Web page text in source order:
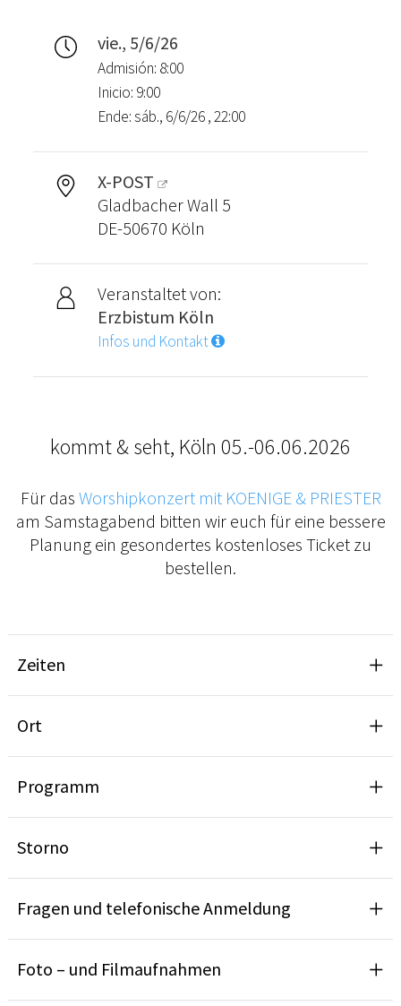
vie., 5/6/26
Admisión: 8:00
Inicio: 9:00
Ende: sáb., 6/6/26 , 22:00
X-POST
Gladbacher Wall 5
DE-50670 Köln
Veranstaltet von:
Erzbistum Köln
Infos und Kontakt
kommt & seht, Köln 05.-06.06.2026
Für das Worshipkonzert mit KOENIGE & PRIESTER
am Samstagabend bitten wir euch für eine bessere
Planung ein gesondertes kostenloses Ticket zu
bestellen.
Zeiten
Ort
Programm
Storno
Fragen und telefonische Anmeldung
Foto – und Filmaufnahmen